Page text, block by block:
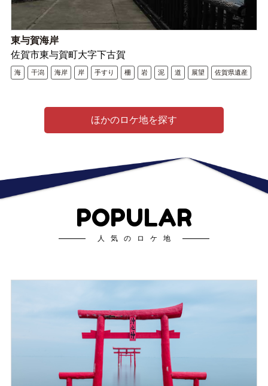
東与賀海岸
佐賀市東与賀町大字下古賀
海 干潟 海岸 岸 手すり 柵 岩 泥 道 展望 佐賀県遺産
ほかのロケ地を探す
POPULAR
人気のロケ地